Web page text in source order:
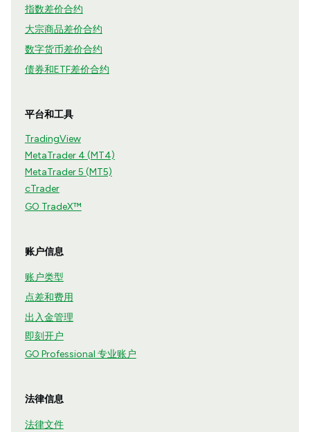
指数差价合约
大宗商品差价合约
数字货币差价合约
债券和ETF差价合约
平台和工具
TradingView
MetaTrader 4 (MT4)
MetaTrader 5 (MT5)
cTrader
GO TradeX™
账户信息
账户类型
点差和费用
出入金管理
即刻开户
GO Professional 专业账户
法律信息
法律文件